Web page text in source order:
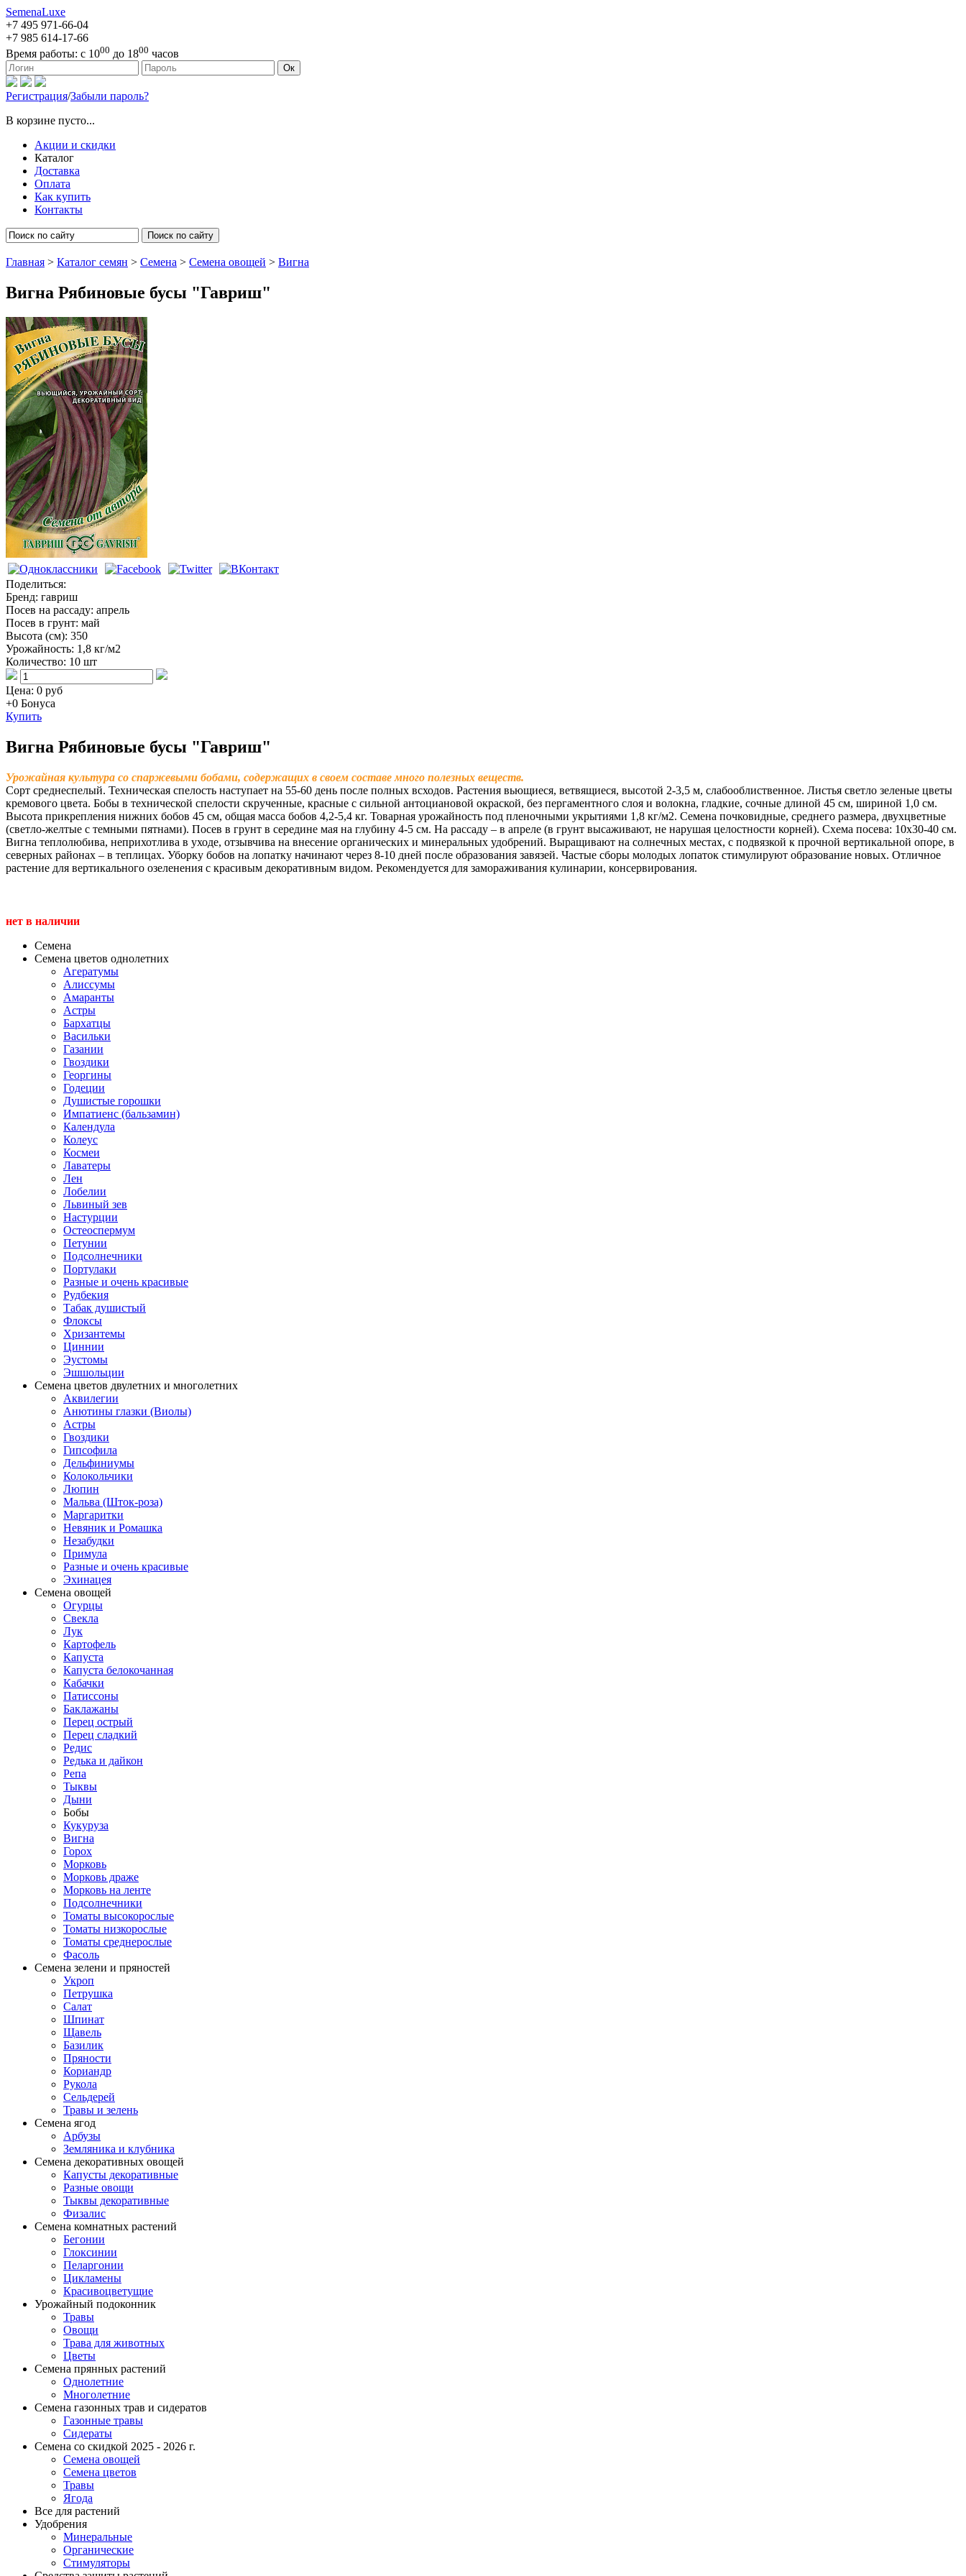
SemenaLuxe
+7 495 971-66-04
+7 985 614-17-66
Время работы: с 1000 до 1800 часов
127473, г. Москва, ул. Краснопролетарская, д. 16, стр. 1 Ок
Регистрация/Забыли пароль?
В корзине пусто...
Акции и скидки
Каталог
Доставка
Оплата
Как купить
Контакты
Поиск по сайту
Главная > Каталог семян > Семена > Семена овощей > Вигна
Вигна Рябиновые бусы "Гавриш"
Вигна
Поделиться:
Бренд: гавриш
Посев на рассаду: апрель
Посев в грунт: май
Высота (см): 350
Урожайность: 1,8 кг/м2
Количество: 10 шт
Цена: 0 руб
+0 Бонуса
Купить
Вигна Рябиновые бусы "Гавриш"
Урожайная культура со спаржевыми бобами, содержащих в своем составе много полезных веществ.
Сорт среднеспелый. Техническая спелость наступает на 55-60 день после полных всходов. Растения вьющиеся, ветвящиеся, высотой 2-3,5 м, слабооблиственное. Листья светло зеленые цветы
кремового цвета. Бобы в технической спелости скрученные, красные с сильной антоциановой окраской, без пергаментного слоя и волокна, гладкие, сочные длиной 45 см, шириной 1,0 см.
Высота прикрепления нижних бобов 45 см, общая масса бобов 4,2-5,4 кг. Товарная урожайность под пленочными укрытиями 1,8 кг/м2. Семена почковидные, среднего размера, двухцветные
(светло-желтые с темными пятнами). Посев в грунт в середине мая на глубину 4-5 см. На рассаду – в апреле (в грунт высаживают, не нарушая целостности корней). Схема посева: 10х30-40 см.
Вигна теплолюбива, неприхотлива в уходе, отзывчива на внесение органических и минеральных удобрений. Выращивают на солнечных местах, с подвязкой к прочной вертикальной опоре, в
северных районах – в теплицах. Уборку бобов на лопатку начинают через 8-10 дней после образования завязей. Частые сборы молодых лопаток стимулируют образование новых. Отличное
растение для вертикального озеленения с красивым декоративным видом. Рекомендуется для замораживания кулинарии, консервирования.
нет в наличии
Семена
Семена цветов однолетних
Агератумы
Алиссумы
Амаранты
Астры
Бархатцы
Васильки
Газании
Гвоздики
Георгины
Годеции
Душистые горошки
Импатиенс (бальзамин)
Календула
Колеус
Космеи
Лаватеры
Лен
Лобелии
Львиный зев
Настурции
Остеоспермум
Петунии
Подсолнечники
Портулаки
Разные и очень красивые
Рудбекия
Табак душистый
Флоксы
Хризантемы
Циннии
Эустомы
Эшшольции
Семена цветов двулетних и многолетних
Аквилегии
Анютины глазки (Виолы)
Астры
Гвоздики
Гипсофила
Дельфиниумы
Колокольчики
Люпин
Мальва (Шток-роза)
Маргаритки
Невяник и Ромашка
Незабудки
Примула
Разные и очень красивые
Эхинацея
Семена овощей
Огурцы
Свекла
Лук
Картофель
Капуста
Капуста белокочанная
Кабачки
Патиссоны
Баклажаны
Перец острый
Перец сладкий
Редис
Редька и дайкон
Репа
Тыквы
Дыни
Бобы
Кукуруза
Вигна
Горох
Морковь
Морковь драже
Морковь на ленте
Подсолнечники
Томаты высокорослые
Томаты низкорослые
Томаты среднерослые
Фасоль
Семена зелени и пряностей
Укроп
Петрушка
Салат
Шпинат
Щавель
Базилик
Пряности
Кориандр
Рукола
Сельдерей
Травы и зелень
Семена ягод
Арбузы
Земляника и клубника
Семена декоративных овощей
Капусты декоративные
Разные овощи
Тыквы декоративные
Физалис
Семена комнатных растений
Бегонии
Глоксинии
Пеларгонии
Цикламены
Красивоцветущие
Урожайный подоконник
Травы
Овощи
Трава для животных
Цветы
Семена прянных растений
Однолетние
Многолетние
Семена газонных трав и сидератов
Газонные травы
Сидераты
Семена со скидкой 2025 - 2026 г.
Семена овощей
Семена цветов
Травы
Ягода
Все для растений
Удобрения
Минеральные
Органические
Стимуляторы